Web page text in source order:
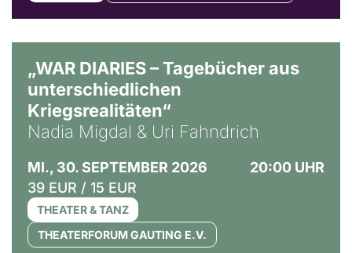
„WAR DIARIES – Tagebücher aus
unterschiedlichen
Kriegsrealitäten“
Nadia Migdal & Uri Fahndrich
MI., 30. SEPTEMBER 2026
20:00 UHR
39 EUR / 15 EUR
THEATER & TANZ
THEATERFORUM GAUTING E.V.